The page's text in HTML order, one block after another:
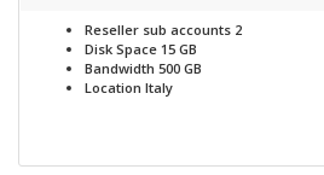
Reseller sub accounts 2
Disk Space 15 GB
Bandwidth 500 GB
Location Italy